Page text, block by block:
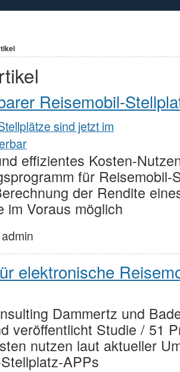
Reisemobil-
effizientes Kosten-
für Reisemobil-
der Rendite
im Voraus möglich
admin
elektronische
Dammertz und
veröffentlicht Studie / 51
nutzen laut aktueller
APPs